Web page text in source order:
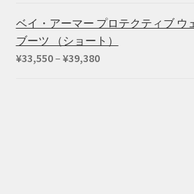
価
格
は
¥136,763
の
価
格
ベイ・アーマー プロテクティブ ウ
ブーツ （ショート）
¥33,550– ¥39,380価